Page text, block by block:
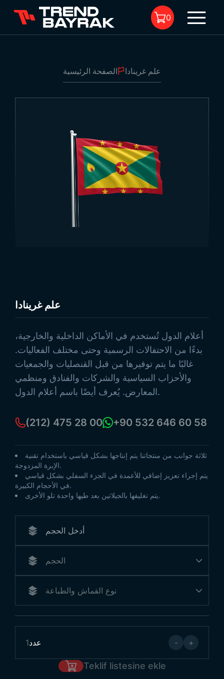
0
الصفحة الرئيسية علم غرينادا
علم غرينادا
أعلام الدول تُستخدم في الأماكن الداخلية والخارجية،
بدءًا من الاحتفالات الرسمية وحتى مختلف الفعاليات.
غالبًا ما يتم توفيرها من قبل القنصليات والجمعيات
والأحزاب السياسية والشركات والفنادق ومنظمي
المعارض. يُعرف أيضًا باسم أعلام الدول.
(212) 475 28 00 +90 532 646 60 58
ثلاثة جوانب من منتجاتنا يتم إنتاجها بشكل قياسي باستخدام تقنية
الإبرة المزدوجة.
يتم إجراء تعزيز إضافي للأعمدة في الجزء السفلي بشكل قياسي
في الأحجام الكبيرة.
يتم تغليفها بالجيلاتين بعد طيها واحدة تلو الأخرى.
1عدد - +
Teklif listesine ekle